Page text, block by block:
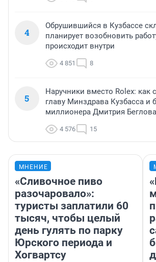
4
Обрушившийся в Кузбассе
планирует возобновить
происходит внутри
4 851 8
5
Наручники вместо Rolex: как
главу Минздрава Кузбасса и
миллионера Дмитрия Беглова
4 576 15
МНЕНИЕ
«Сливочное пиво
разочаровало»:
туристы заплатили 60
тысяч, чтобы целый
день гулять по парку
Юрского периода и
Хогвартсу